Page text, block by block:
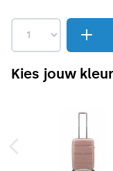
Kies jouw kleur